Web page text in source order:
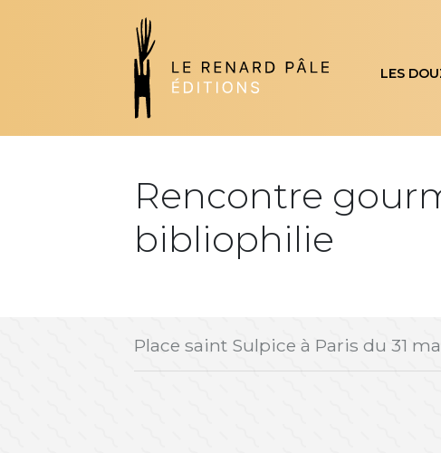
LES
Rencontre
bibliophilie
Place saint Sulpice à Paris du 31